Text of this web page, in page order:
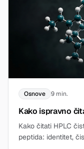
Osnove 9 min.
Kako ispravno
Kako čitati HPLC
peptida: identitet,